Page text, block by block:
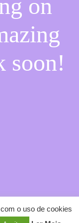
on
soon!
o uso de cookies